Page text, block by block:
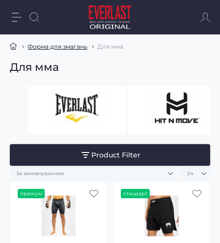
Форма для змагань Для мма
Для мма
Product Filter
преміум стандарт